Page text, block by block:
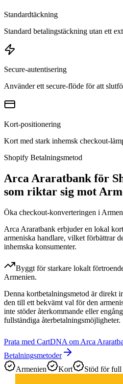
Standardtäckning
Standard betalingstäckning utan ett
Secure-autentisering
Använder ett secure-flöde för att
Kort-positionering
Kort med stark inhemsk checkout-
Shopify Betalningsmetod
Arca Araratbank för
som riktar sig mot
Öka checkout-konverteringen i
Arca Araratbank erbjuder en lokal
armeniska handlare, vilket förbättrar
inhemska konsumenter.
Byggt för starkare lokalt
Armenien.
Denna kortbetalningsmetod är direkt
den till ett bekvämt val för den
inte stöder återkommande eller
fullständiga återbetalningsmöjligheter.
Prata med CartDNA om Arca
Betalningsmetoder
Armenien
Kort Stöd för full